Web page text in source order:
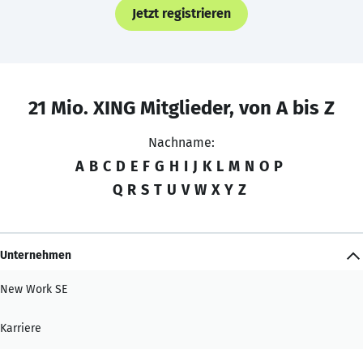
Jetzt registrieren
21 Mio. XING Mitglieder, von A bis Z
Nachname:
A B C D E F G H I J K L M N O P
Q R S T U V W X Y Z
Unternehmen
New Work SE
Karriere